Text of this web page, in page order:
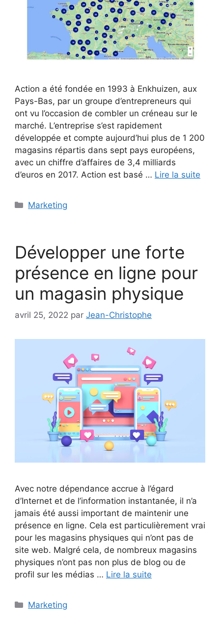
Action a été fondée en 1993 à Enkhuizen, aux
Pays-Bas, par un groupe d’entrepreneurs qui
ont vu l’occasion de combler un créneau sur le
marché. L’entreprise s’est rapidement
développée et compte aujourd’hui plus de 1 200
magasins répartis dans sept pays européens,
avec un chiffre d’affaires de 3,4 milliards
d’euros en 2017. Action est basé … Lire la suite
Catégories
Marketing
Développer une forte
présence en ligne pour
un magasin physique
avril 25, 2022 par Jean-Christophe
Avec notre dépendance accrue à l’égard
d’Internet et de l’information instantanée, il n’a
jamais été aussi important de maintenir une
présence en ligne. Cela est particulièrement vrai
pour les magasins physiques qui n’ont pas de
site web. Malgré cela, de nombreux magasins
physiques n’ont pas non plus de blog ou de
profil sur les médias … Lire la suite
Catégories
Marketing